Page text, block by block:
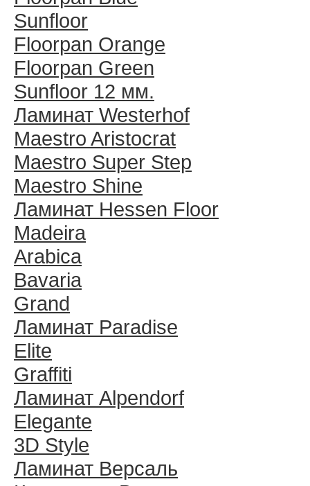
Sunfloor
Floorpan Orange
Floorpan Green
Sunfloor 12 мм.
Ламинат Westerhof
Maestro Aristocrat
Maestro Super Step
Maestro Shine
Ламинат Hessen Floor
Madeira
Arabica
Bavaria
Grand
Ламинат Paradise
Elite
Graffiti
Ламинат Alpendorf
Elegante
3D Style
Ламинат Версаль